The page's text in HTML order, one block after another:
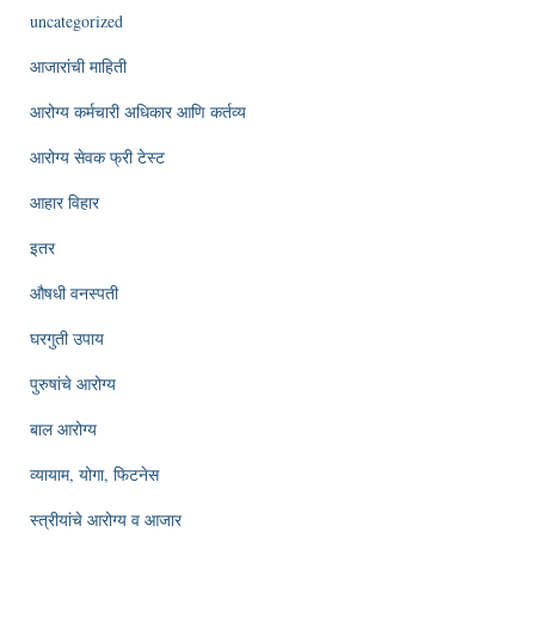
uncategorized
आजारांची माहिती
आरोग्य कर्मचारी अधिकार आणि कर्तव्य
आरोग्य सेवक फ्री टेस्ट
आहार विहार
इतर
औषधी वनस्पती
घरगुती उपाय
पुरुषांचे आरोग्य
बाल आरोग्य
व्यायाम, योगा, फिटनेस
स्त्रीयांचे आरोग्य व आजार